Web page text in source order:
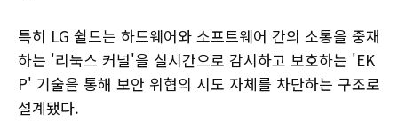
특히 LG 쉴드는 하드웨어와 소프트웨어 간의 소통을 중재
하는 '리눅스 커널'을 실시간으로 감시하고 보호하는 'EK
P' 기술을 통해 보안 위협의 시도 자체를 차단하는 구조로
설계됐다.